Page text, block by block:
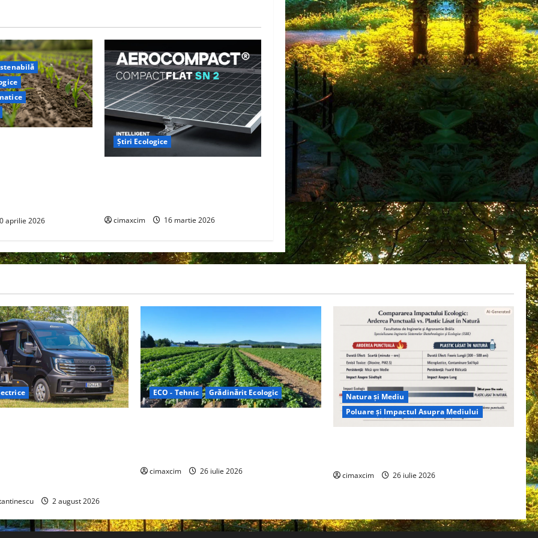
aprilie 2026
Știri Ecologice
cimaxcim 16 martie 2026
2 august 2026
ECO - Tehnic Grădinărit Ecologic
cimaxcim 26 iulie 2026
Natura și Mediu
Poluare și Impactul Asupra Mediului
cimaxcim 26 iulie 2026